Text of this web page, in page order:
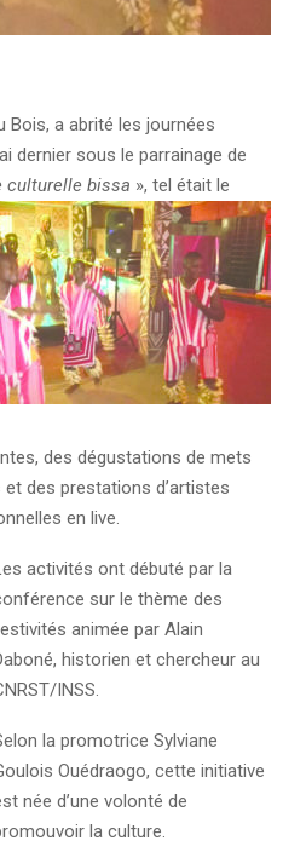
Bois, a abrité les journées
dernier sous le parrainage de
culturelle bissa », tel était le
des dégustations de mets
des prestations d’artistes
en live.
activités ont débuté par la
sur le thème des
animée par Alain
historien et chercheur au
INSS.
la promotrice Sylviane
Ouédraogo, cette initiative
née d’une volonté de
la culture.